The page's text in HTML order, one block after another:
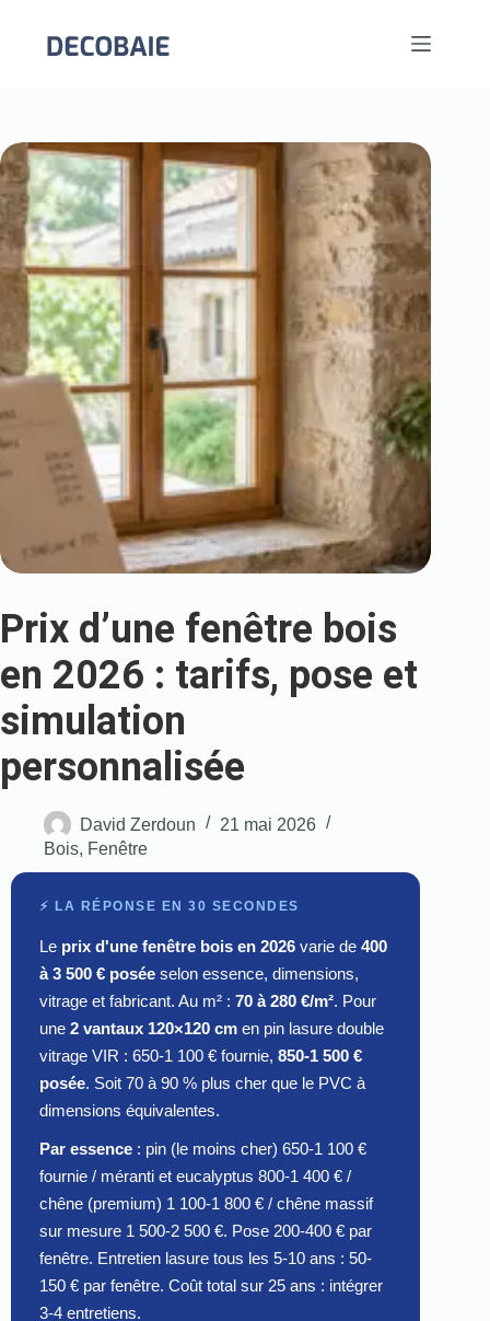
Prix d’une fenêtre bois
en 2026 : tarifs, pose et
simulation
personnalisée
David Zerdoun
21 mai 2026
Bois, Fenêtre
⚡ LA RÉPONSE EN 30 SECONDES
Le prix d'une fenêtre bois en 2026 varie de 400
à 3 500 € posée selon essence, dimensions,
vitrage et fabricant. Au m² : 70 à 280 €/m². Pour
une 2 vantaux 120×120 cm en pin lasure double
vitrage VIR : 650-1 100 € fournie, 850-1 500 €
posée. Soit 70 à 90 % plus cher que le PVC à
dimensions équivalentes.
Par essence : pin (le moins cher) 650-1 100 €
fournie / méranti et eucalyptus 800-1 400 € /
chêne (premium) 1 100-1 800 € / chêne massif
sur mesure 1 500-2 500 €. Pose 200-400 € par
fenêtre. Entretien lasure tous les 5-10 ans : 50-
150 € par fenêtre. Coût total sur 25 ans : intégrer
3-4 entretiens.